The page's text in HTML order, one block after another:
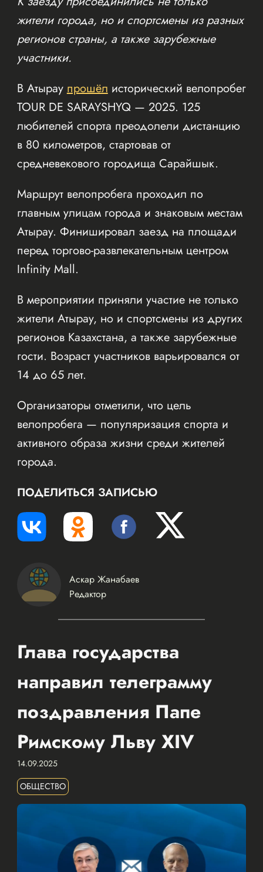
жители города, но и спортсмены из разных
регионов страны, а также зарубежные
участники.
В Атыраупрошёлисторический велопробег
TOUR DE SARAYSHYQ — 2025. 125
любителей спорта преодолели дистанцию
в 80 километров, стартовав от
средневекового городища Сарайшык.
Маршрут велопробега проходил по
главным улицам города и знаковым местам
Атырау. Финишировал заезд на площади
перед торгово-развлекательным центром
Infinity Mall.
В мероприятии приняли участие не только
жители Атырау, но и спортсмены из других
регионов Казахстана, а также зарубежные
гости. Возраст участников варьировался от
14 до 65 лет.
Организаторы отметили, что цель
велопробега — популяризация спорта и
активного образа жизни среди жителей
города.
ПОДЕЛИТЬСЯ ЗАПИСЬЮ
Аскар Жанабаев
Редактор
Глава государства
направил телеграмму
поздравления Папе
Римскому Льву XIV
14.09.2025
ОБЩЕСТВО